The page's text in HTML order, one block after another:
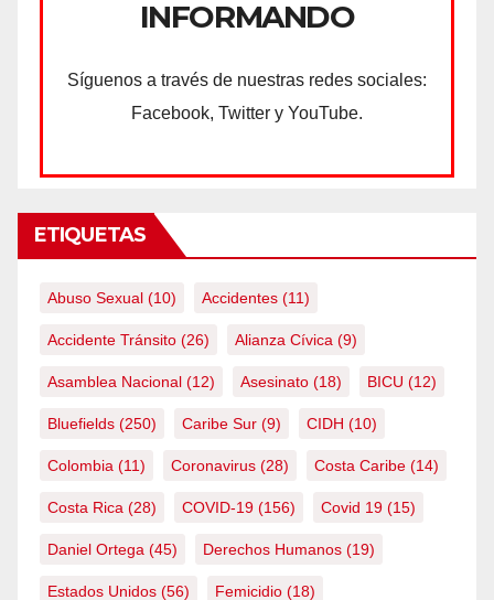
INFORMANDO
Síguenos a través de nuestras redes sociales:
Facebook, Twitter y YouTube.
ETIQUETAS
Abuso Sexual (10) Accidentes (11)
Accidente Tránsito (26) Alianza Cívica (9)
Asamblea Nacional (12) Asesinato (18) BICU (12)
Bluefields (250) Caribe Sur (9) CIDH (10)
Colombia (11) Coronavirus (28) Costa Caribe (14)
Costa Rica (28) COVID-19 (156) Covid 19 (15)
Daniel Ortega (45) Derechos Humanos (19)
Estados Unidos (56) Femicidio (18)